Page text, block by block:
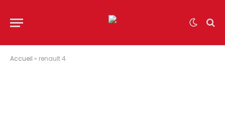
Accueil » renault 4